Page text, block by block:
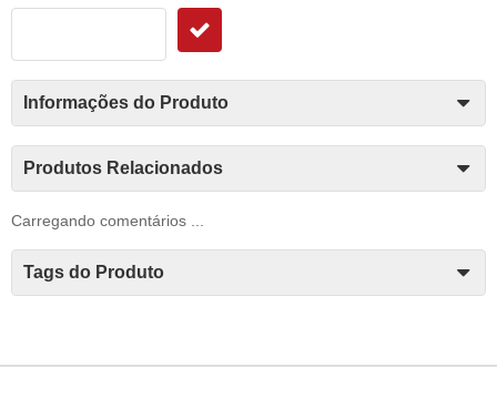
Informações do Produto
Produtos Relacionados
Carregando comentários ...
Tags do Produto